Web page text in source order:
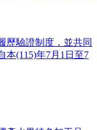
驗證制度，並共同
本(115)年7月1日至7